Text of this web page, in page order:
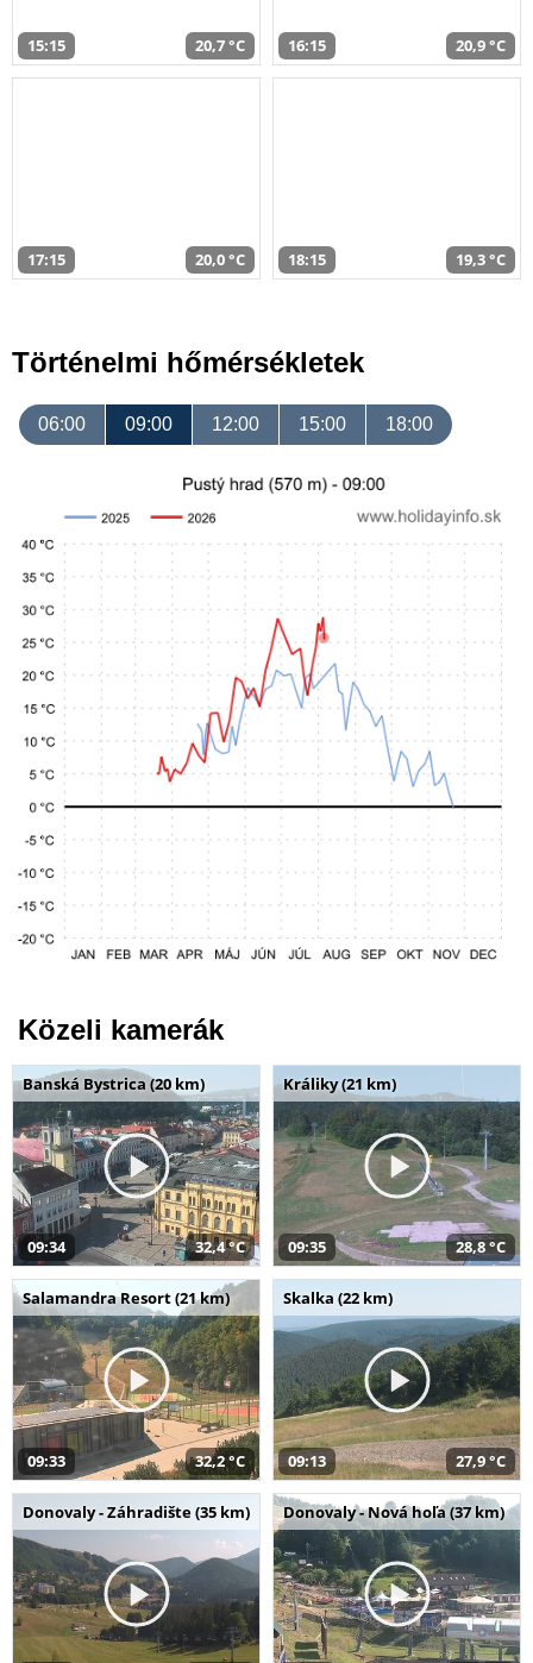
15:15 20,7 °C 16:15 20,9 °C
17:15 20,0 °C 18:15 19,3 °C
Történelmi hőmérsékletek
06:00 09:00 12:00 15:00 18:00
Közeli kamerák
Banská Bystrica (20 km)
09:34 32,4 °C
Králiky (21 km)
09:35 28,8 °C
Salamandra Resort (21 km)
09:33 32,2 °C
Skalka (22 km)
09:13 27,9 °C
Donovaly - Záhradište (35 km) Donovaly - Nová hoľa (37 km)